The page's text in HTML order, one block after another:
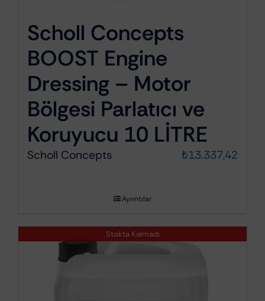
Scholl Concepts
BOOST Engine
Dressing – Motor
Bölgesi Parlatıcı ve
Koruyucu 10 LİTRE
Scholl Concepts ₺13.337,42
Ayrıntılar
Stokta Kalmadı